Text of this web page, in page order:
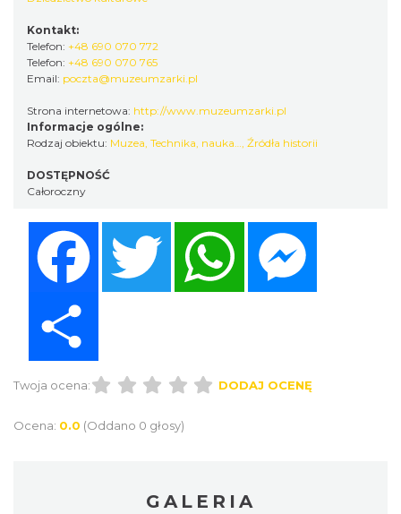
Kontakt:
Telefon: +48 690 070 772
Telefon: +48 690 070 765
Email: poczta@muzeumzarki.pl
Strona internetowa: http://www.muzeumzarki.pl
Informacje ogólne:
Rodzaj obiektu: Muzea, Technika, nauka…, Źródła historii
DOSTĘPNOŚĆ
Całoroczny
Twitter WhatsApp
Twoja ocena: DODAJ OCENĘ
Ocena: 0.0 (Oddano 0 głosy)
GALERIA